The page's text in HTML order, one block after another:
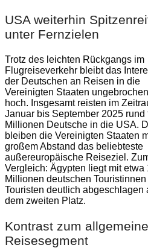
USA weiterhin
unter Fernzielen
Trotz des leichten Rückgangs im
Flugreiseverkehr bleibt das
der Deutschen an Reisen in die
Vereinigten Staaten ungebrochen
hoch. Insgesamt reisten im
Januar bis September 2025 rund
Millionen Deutsche in die USA.
bleiben die Vereinigten Staaten
großem Abstand das beliebteste
außereuropäische Reiseziel.
Vergleich: Ägypten liegt mit etwa
Millionen deutschen Touristinnen
Touristen deutlich abgeschlagen
dem zweiten Platz.
Kontrast zum
Reisesegment